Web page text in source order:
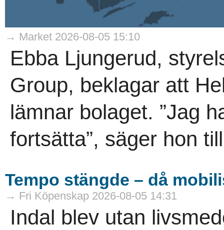
→ Market 2026-08-05 15:10
Ebba Ljungerud,
Group, beklagar att
lämnar bolaget. ”Jag
fortsätta”, säger hon
Tempo stängde – då
→ Fri Köpenskap 2026-08-05 14:31
Indal blev utan